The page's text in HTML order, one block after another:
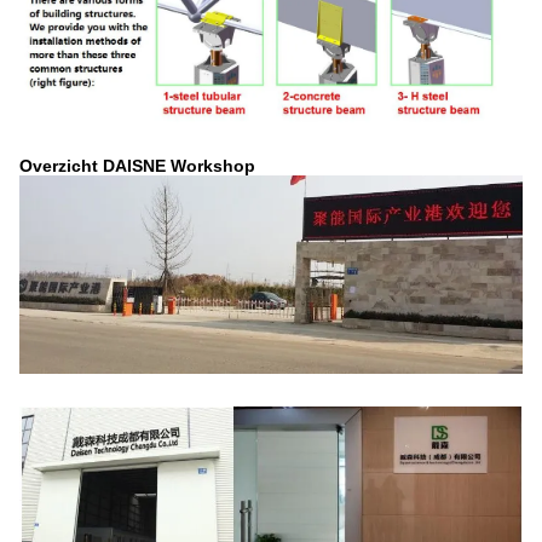
Overzicht DAISNE Workshop